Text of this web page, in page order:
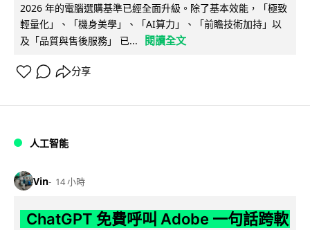
2026 年的電腦選購基準已經全面升級。除了基本效能，「極致
輕量化」、「機身美學」、「AI算力」、「前瞻技術加持」以
及「品質與售後服務」 已...
閱讀全文
分享
人工智能
Vin 14 小時
ChatGPT 免費呼叫 Adobe 一句話跨軟